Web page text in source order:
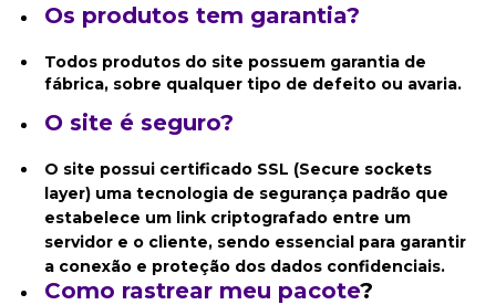
Os produtos tem garantia?
Todos produtos do site possuem garantia de
fábrica, sobre qualquer tipo de defeito ou avaria.
O site é seguro?
O site possui certificado SSL (Secure sockets
layer) uma tecnologia de segurança padrão que
estabelece um link criptografado entre um
servidor e o cliente, sendo essencial para garantir
a conexão e proteção dos dados confidenciais.
Como rastrear meu pacote?